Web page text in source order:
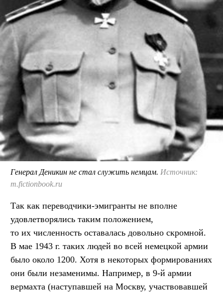
Генерал Деникин не стал служить немцам. Источник:
m.fictionbook.ru
Так как переводчики-эмигранты не вполне
удовлетворялись таким положением,
то их численность оставалась довольно скромной.
В мае 1943 г. таких людей во всей немецкой армии
было около 1200. Хотя в некоторых формированиях
они были незаменимы. Например, в 9-й армии
вермахта (наступавшей на Москву, участвовавшей